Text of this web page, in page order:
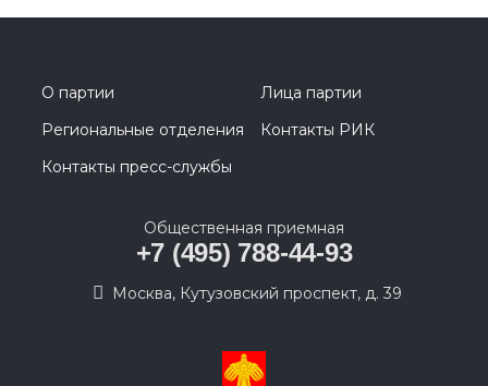
О партии
Лица партии
Региональные отделения
Контакты РИК
Контакты пресс-службы
Общественная приемная
+7 (495) 788-44-93
Москва, Кутузовский проспект, д. 39